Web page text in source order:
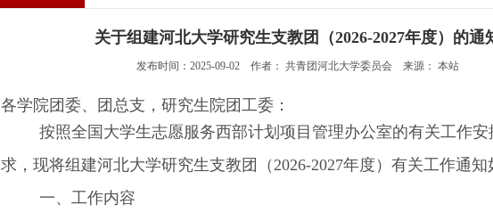
关于组建河北大学研究生支教团（2026-2027年度）的通
发布时间：2025-09-02 作者： 共青团河北大学委员会 来源： 本站
各学院团委、团总支，研究生院团工委：
按照全国大学生志愿服务西部计划项目管理办公室的有关工作
求，现将组建河北大学研究生支教团（2026-2027年度）有关工作通知
一、工作内容